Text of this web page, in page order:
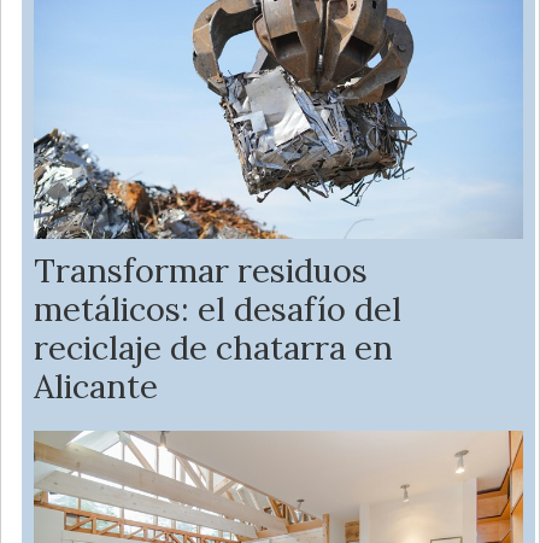
Transformar residuos
metálicos: el desafío del
reciclaje de chatarra en
Alicante